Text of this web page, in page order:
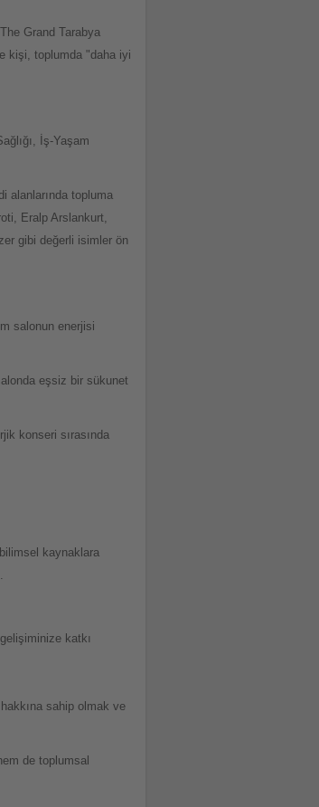
Grand Tarabya
kişi, toplumda "daha iyi
İş-Yaşam
alanlarında topluma
Eralp Arslankurt,
gibi değerli isimler ön
salonun enerjisi
eşsiz bir sükunet
konseri sırasında
kaynaklara
katkı
sahip olmak ve
de toplumsal